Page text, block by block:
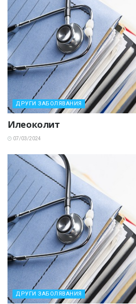
ДРУГИ ЗАБОЛЯВАНИЯ
Илеоколит
07/03/2024
ДРУГИ ЗАБОЛЯВАНИЯ